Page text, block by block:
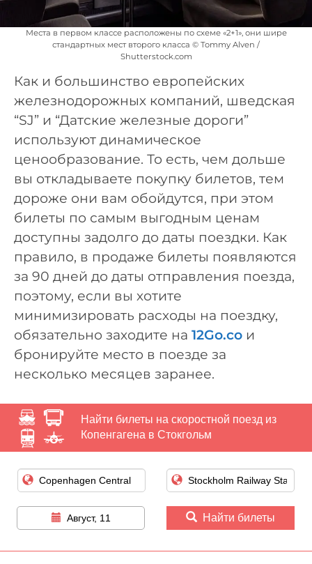
Места в первом классе расположены по схеме «2+1», они шире
стандартных мест второго класса © Tommy Alven /
Shutterstock.com
Как и большинство европейских
железнодорожных компаний, шведская
“SJ” и “Датские железные дороги”
используют динамическое
ценообразование. То есть, чем дольше
вы откладываете покупку билетов, тем
дороже они вам обойдутся, при этом
билеты по самым выгодным ценам
доступны задолго до даты поездки. Как
правило, в продаже билеты появляются
за 90 дней до даты отправления поезда,
поэтому, если вы хотите
минимизировать расходы на поездку,
обязательно заходите на 12Go.co и
бронируйте место в поезде за
несколько месяцев заранее.
Найти билеты на скоростной поезд из
Копенгагена в Стокгольм
Август, 11 Найти билеты